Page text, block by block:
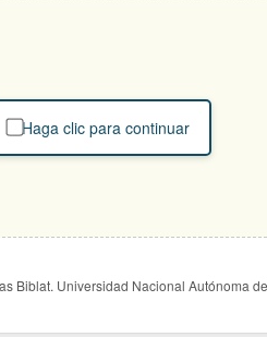
Haga clic para continuar
Biblat. Universidad Nacional Autónoma